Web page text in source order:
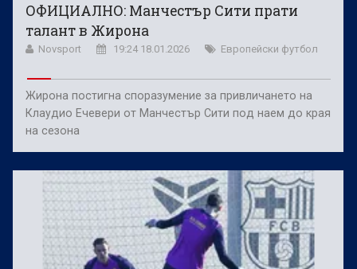
ОФИЦИАЛНО: Манчестър Сити прати
талант в Жирона
Novsport 19:24 18.01.2026 Европейски футбол
Жирона постигна споразумение за привличането на
Клаудио Ечевери от Манчестър Сити под наем до края
на сезона